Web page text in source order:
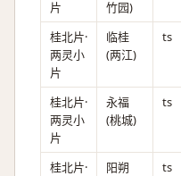
片
竹园)
桂北片·
两灵小
片
临桂
(两江)
ts
桂北片·
两灵小
片
永福
(桃城)
ts
桂北片·
阳朔
ts